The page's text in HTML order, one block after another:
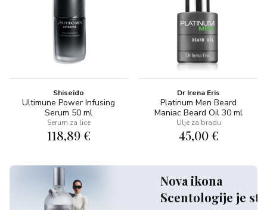
Shiseido
Ultimune Power Infusing
Serum 50 ml
Serum za lice
118,89 €
Dr Irena Eris
Platinum Men Beard
Maniac Beard Oil 30 ml
Ulje za bradu
45,00 €
Nova ikona
Scentologije je